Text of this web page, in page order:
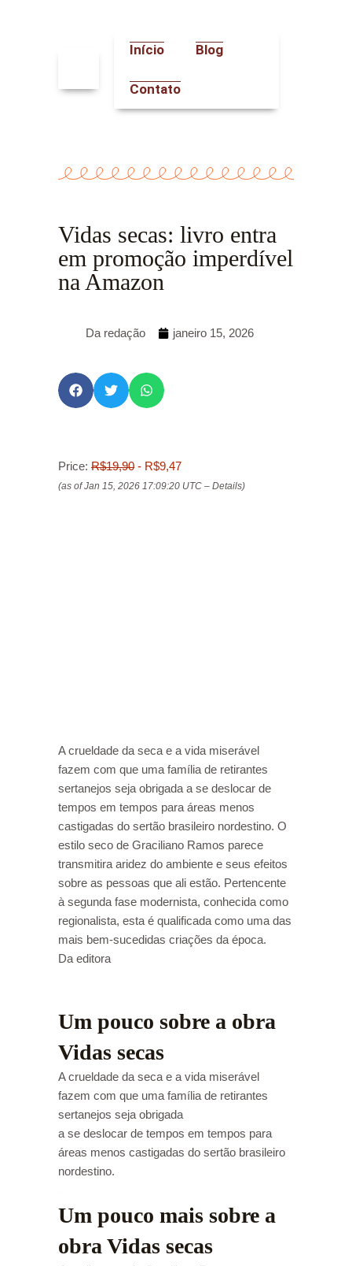
Início Blog
Contato
Vidas secas: livro entra
em promoção imperdível
na Amazon
Da redação janeiro 15, 2026
Price: R$19,90 - R$9,47
(as of Jan 15, 2026 17:09:20 UTC – Details)
A crueldade da seca e a vida miserável
fazem com que uma família de retirantes
sertanejos seja obrigada a se deslocar de
tempos em tempos para áreas menos
castigadas do sertão brasileiro nordestino. O
estilo seco de Graciliano Ramos parece
transmitira aridez do ambiente e seus efeitos
sobre as pessoas que ali estão. Pertencente
à segunda fase modernista, conhecida como
regionalista, esta é qualificada como uma das
mais bem-sucedidas criações da época.
Da editora
Um pouco sobre a obra
Vidas secas
A crueldade da seca e a vida miserável
fazem com que uma família de retirantes
sertanejos seja obrigada
a se deslocar de tempos em tempos para
áreas menos castigadas do sertão brasileiro
nordestino.
Um pouco mais sobre a
obra Vidas secas